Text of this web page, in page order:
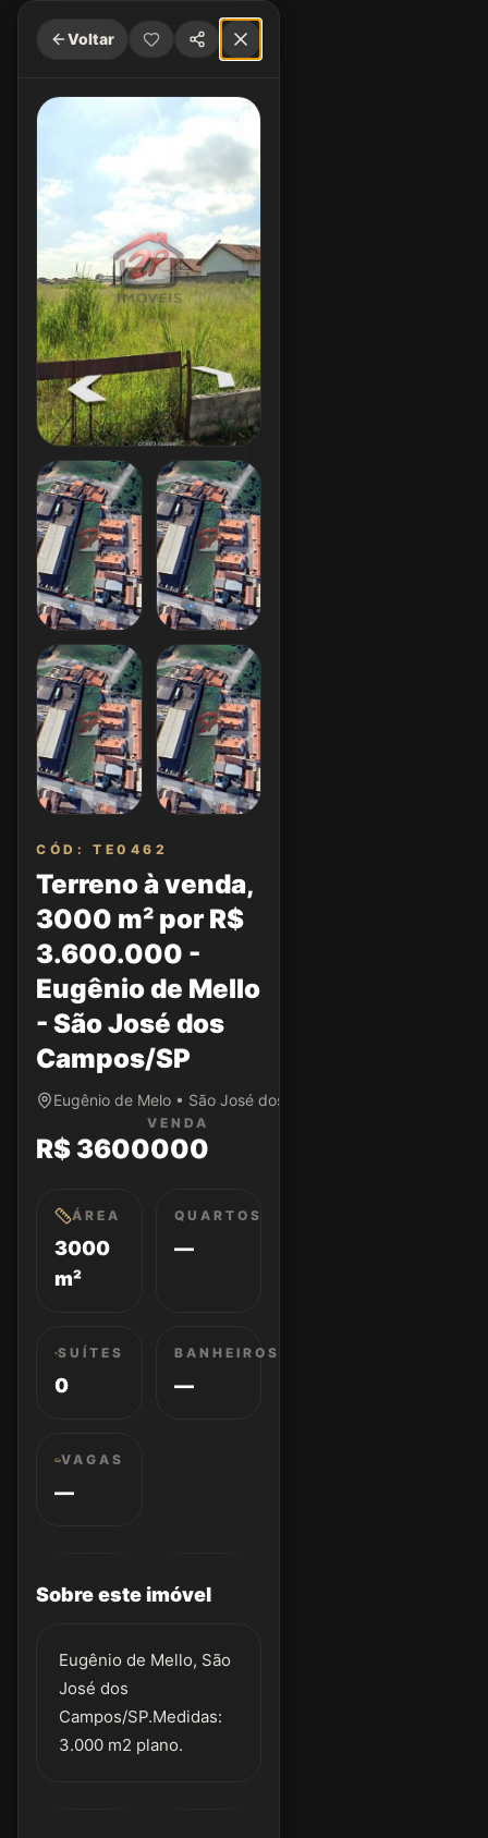
Voltar
CÓD: TE0462
Terreno à venda,
3000 m² por R$
3.600.000 -
Eugênio de Mello
- São José dos
Campos/SP
Eugênio de Melo • São José dos Campos/SP
VENDA
R$ 3600000
ÁREA
3000
m²
QUARTOS
—
SUÍTES
0
BANHEIROS
—
VAGAS
—
Sobre este imóvel
Eugênio de Mello, São
José dos
Campos/SP.Medidas:
3.000 m2 plano.